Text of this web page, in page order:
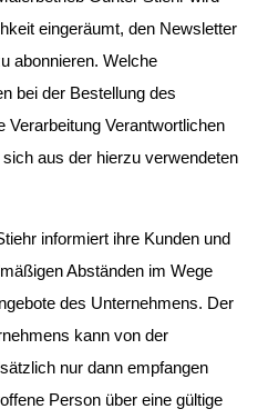
eingeräumt, den Newsletter
abonnieren. Welche
bei der Bestellung des
Verarbeitung Verantwortlichen
aus der hierzu verwendeten
informiert ihre Kunden und
Abständen im Wege
des Unternehmens. Der
kann von der
nur dann empfangen
Person über eine gültige